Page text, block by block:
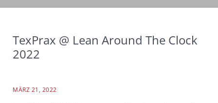
TexPrax @ Lean Around The Clock
2022
MÄRZ 21, 2022